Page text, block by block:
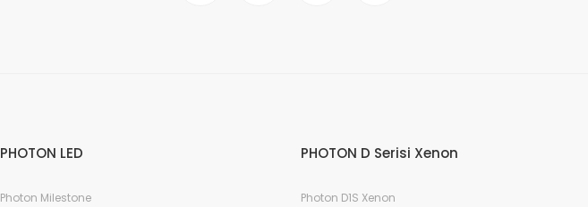
PHOTON LED
Photon Milestone
PHOTON D Serisi Xenon
Photon D1S Xenon